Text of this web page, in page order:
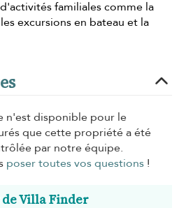
familiales comme la
excursions en bateau et la
n'est disponible pour le
que cette propriété a été
par notre équipe.
poser toutes vos questions !
de Villa Finder